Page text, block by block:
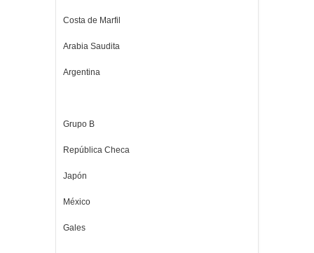
Costa de Marfil
Arabia Saudita
Argentina
Grupo B
República Checa
Japón
México
Gales